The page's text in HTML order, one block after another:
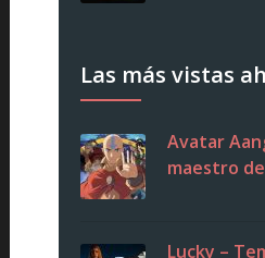
Las más vistas
Avatar
maestro
Lucky –